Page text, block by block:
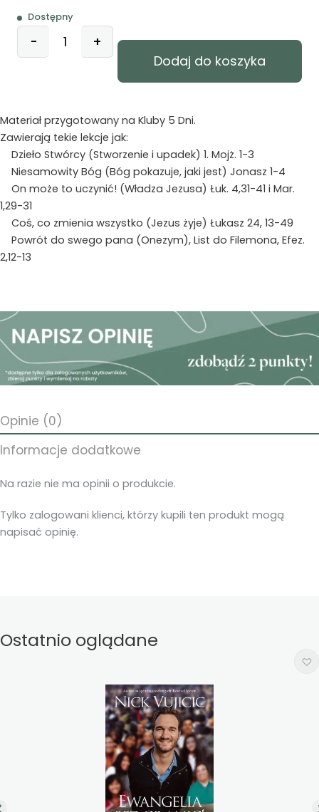
Dostępny
-
+
Dodaj do koszyka
Materiał przygotowany na Kluby 5 Dni.
Zawierają tekie lekcje jak:
Dzieło Stwórcy (Stworzenie i upadek) 1. Mojż. 1-3
Niesamowity Bóg (Bóg pokazuje, jaki jest) Jonasz 1-4
On może to uczynić! (Władza Jezusa) Łuk. 4,31-41 i Mar.
1,29-31
Coś, co zmienia wszystko (Jezus żyje) Łukasz 24, 13-49
Powrót do swego pana (Onezym), List do Filemona, Efez.
2,12-13
Opinie (0)
Informacje dodatkowe
Na razie nie ma opinii o produkcie.
Tylko zalogowani klienci, którzy kupili ten produkt mogą
napisać opinię.
Ostatnio oglądane